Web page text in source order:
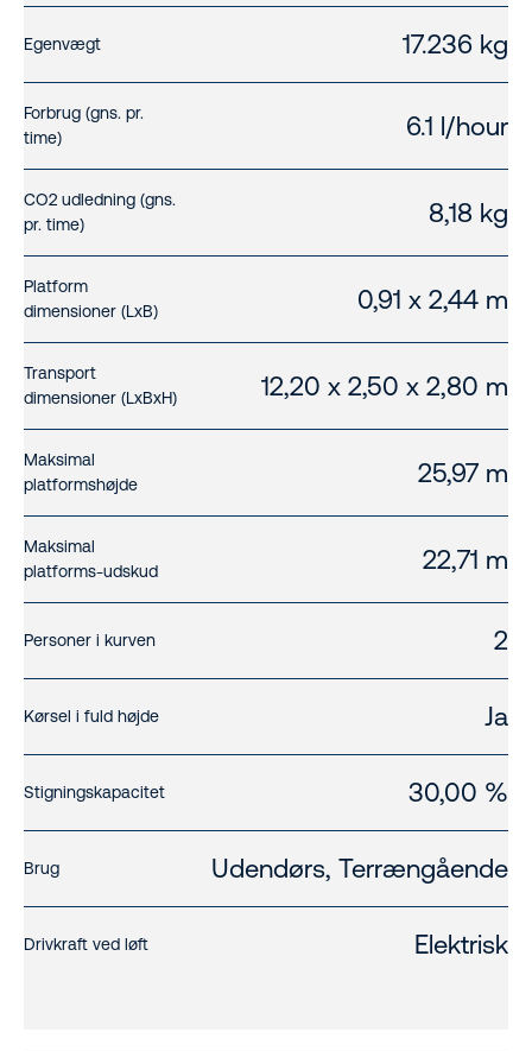
Egenvægt 17.236 kg
Forbrug (gns. pr.
time)
6.1 l/hour
CO2 udledning (gns.
pr. time)
8,18 kg
Platform
dimensioner (LxB)
0,91 x 2,44 m
Transport
dimensioner (LxBxH)
12,20 x 2,50 x 2,80 m
Maksimal
platformshøjde
25,97 m
Maksimal
platforms-udskud
22,71 m
Personer i kurven 2
Kørsel i fuld højde Ja
Stigningskapacitet 30,00 %
Brug Udendørs, Terrængående
Drivkraft ved løft Elektrisk